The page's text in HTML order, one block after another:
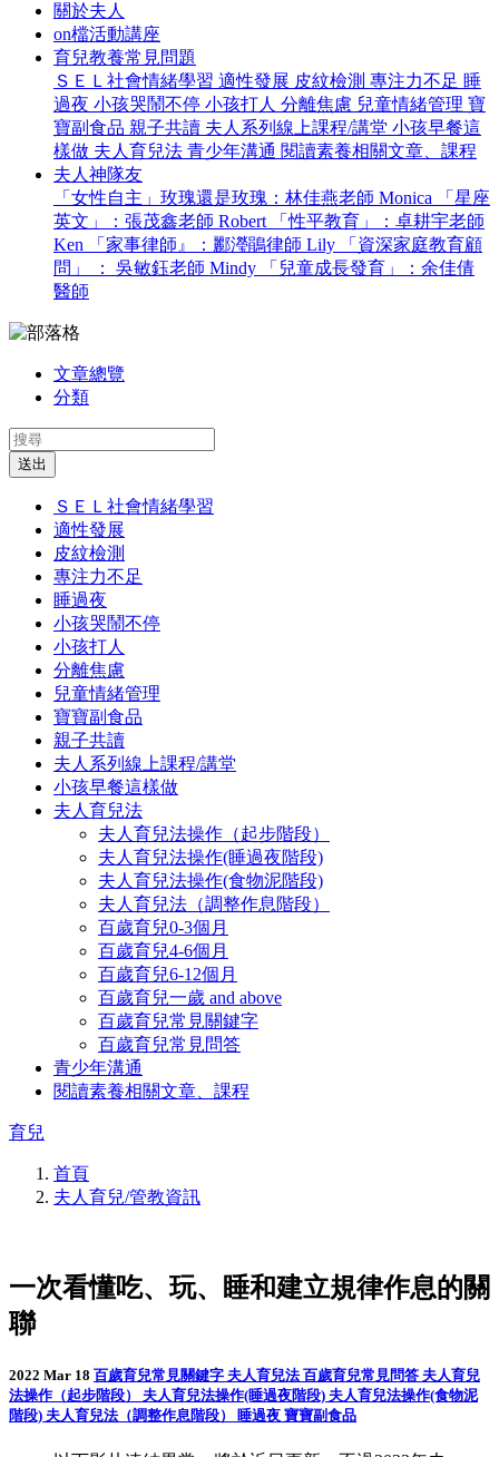
關於夫人
on檔活動講座
育兒教養常見問題
ＳＥＬ社會情緒學習 適性發展 皮紋檢測 專注力不足 睡
過夜 小孩哭鬧不停 小孩打人 分離焦慮 兒童情緒管理 寶
寶副食品 親子共讀 夫人系列線上課程/講堂 小孩早餐這
樣做 夫人育兒法 青少年溝通 閱讀素養相關文章、課程
夫人神隊友
「女性自主」玫瑰還是玫瑰：林佳燕老師 Monica
「星座
英文」：張茂鑫老師 Robert
「性平教育」：卓耕宇老師
Ken
「家事律師』：酈瀅鵑律師 Lily
「資深家庭教育顧
問」 ： 吳敏鈺老師 Mindy
「兒童成長發育」：余佳倩
醫師
文章總覽
分類
送出
ＳＥＬ社會情緒學習
適性發展
皮紋檢測
專注力不足
睡過夜
小孩哭鬧不停
小孩打人
分離焦慮
兒童情緒管理
寶寶副食品
親子共讀
夫人系列線上課程/講堂
小孩早餐這樣做
夫人育兒法
夫人育兒法操作（起步階段）
夫人育兒法操作(睡過夜階段)
夫人育兒法操作(食物泥階段)
夫人育兒法（調整作息階段）
百歲育兒0-3個月
百歲育兒4-6個月
百歲育兒6-12個月
百歲育兒一歲 and above
百歲育兒常見關鍵字
百歲育兒常見問答
青少年溝通
閱讀素養相關文章、課程
育兒
首頁
夫人育兒/管教資訊
一次看懂吃、玩、睡和建立規律作息的關
聯
2022 Mar 18 百歲育兒常見關鍵字 夫人育兒法百歲育兒常見問答 夫人育兒
法操作（起步階段） 夫人育兒法操作(睡過夜階段) 夫人育兒法操作(食物泥
階段) 夫人育兒法（調整作息階段） 睡過夜 寶寶副食品